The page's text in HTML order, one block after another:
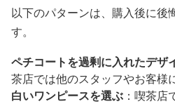
以下のパターンは、購入後に後
す。
ペチコートを過剰に入れたデザ
茶店では他のスタッフやお客様
白いワンピースを選ぶ ：喫茶